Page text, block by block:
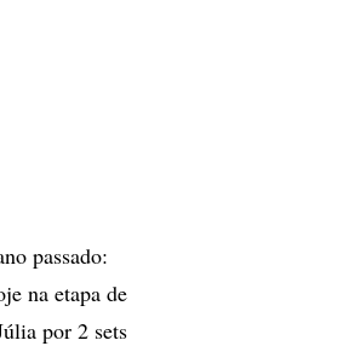
passado:
na etapa de
por 2 sets